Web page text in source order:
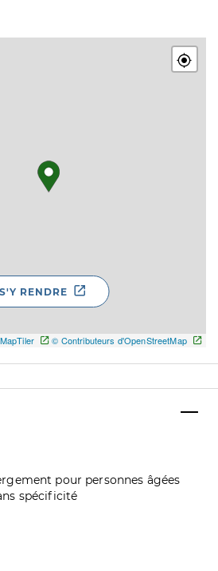
© Contributeurs d'OpenStreetMap
S'Y RENDRE
pour personnes âgées
spécificité